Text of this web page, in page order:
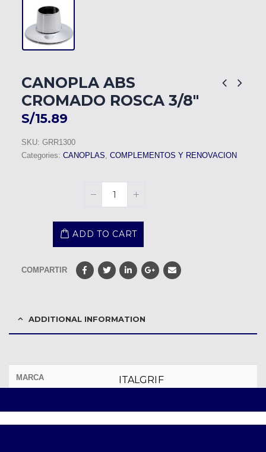
CANOPLA ABS
CROMADO ROSCA 3/8″
S/15.89
SKU: GRR1300
Categories: CANOPLAS COMPLEMENTOS Y RENOVACION
ADD TO CART
COMPARTIR
ADDITIONAL INFORMATION
MARCA ITALGRIF